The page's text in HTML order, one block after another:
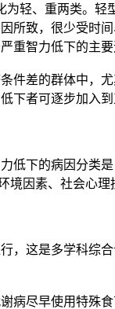
轻、重两类。轻
所致，很少受时
重智力低下的主要
件差的群体中，
下者可逐步加入到
低下的病因分类
因素、社会心理
，这是多学科综
尽早使用特殊